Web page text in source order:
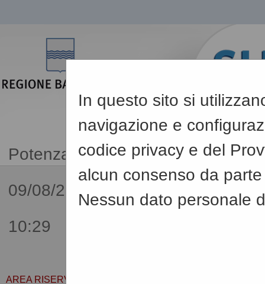
09/08/2026
10:29
In questo sito si
navigazione e
codice privacy e del
alcun consenso da
Nessun dato personale
AREA RISERVATA